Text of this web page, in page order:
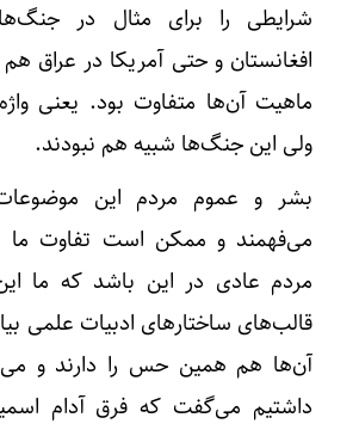
شرایطی را برای مثال در
افغانستان و حتی آمریکا در عراق
ماهیت آن‌ها متفاوت بود. یعنی
ولی این جنگ‌ها شبیه هم نبودند.
بشر و عموم مردم این
می‌فهمند و ممکن است تفاوت ما
مردم عادی در این باشد که ما
قالب‌های ساختارهای ادبیات علمی
آن‌ها هم همین حس را دارند و
داشتیم می‌گفت که فرق آدام